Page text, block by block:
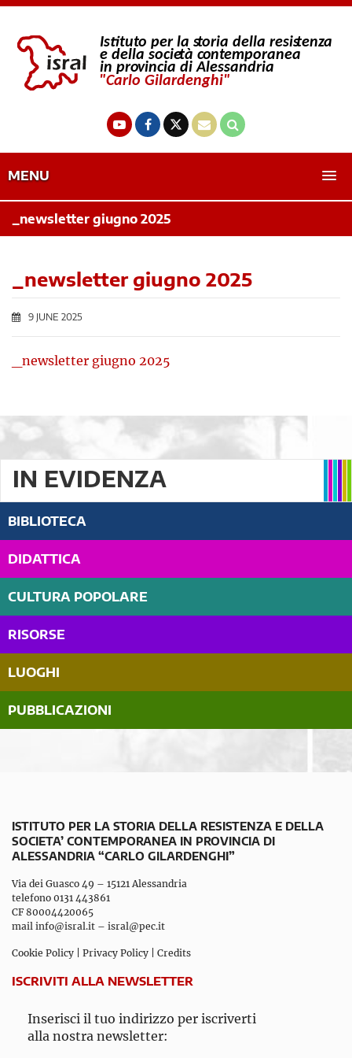
MENU
_newsletter giugno 2025
_newsletter giugno 2025
9 JUNE 2025
_newsletter giugno 2025
IN EVIDENZA
BIBLIOTECA
DIDATTICA
CULTURA POPOLARE
RISORSE
LUOGHI
PUBBLICAZIONI
ISTITUTO PER LA STORIA DELLA RESISTENZA E DELLA
SOCIETA’ CONTEMPORANEA IN PROVINCIA DI
ALESSANDRIA “CARLO GILARDENGHI”
Via dei Guasco 49 – 15121 Alessandria
telefono 0131 443861
CF 80004420065
mail info@isral.it – isral@pec.it
Cookie Policy Privacy Policy Credits
ISCRIVITI ALLA NEWSLETTER
Inserisci il tuo indirizzo per iscriverti
alla nostra newsletter: